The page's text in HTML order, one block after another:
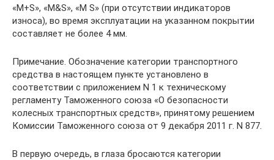
«М+S», «М&S», «М S» (при отсутствии индикаторов
износа), во время эксплуатации на указанном покрытии
составляет не более 4 мм.
Примечание. Обозначение категории транспортного
средства в настоящем пункте установлено в
соответствии с приложением N 1 к техническому
регламенту Таможенного союза «О безопасности
колесных транспортных средств», принятому решением
Комиссии Таможенного союза от 9 декабря 2011 г. N 877.
В первую очередь, в глаза бросаются категории